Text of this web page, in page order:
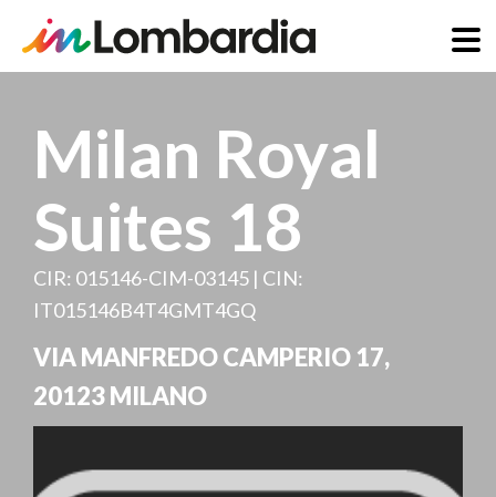
InhaltMilan Royal
Suites 18
CIR: 015146-CIM-03145 | CIN:
IT015146B4T4GMT4GQ
VIA MANFREDO CAMPERIO 17,
20123MILANO